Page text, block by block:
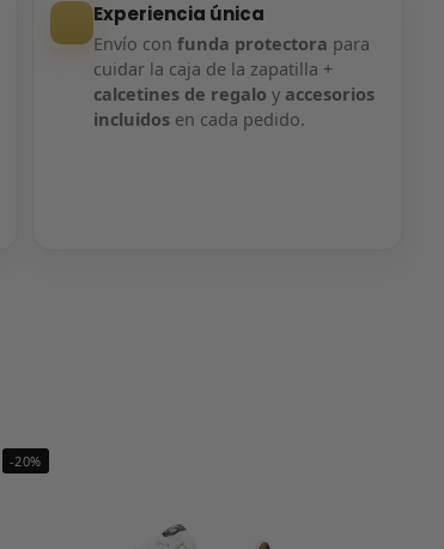
Experiencia única
Envío confunda protectora para
cuidar la caja de la zapatilla +
calcetines de regalo y accesorios
incluidos en cada pedido.
-20%